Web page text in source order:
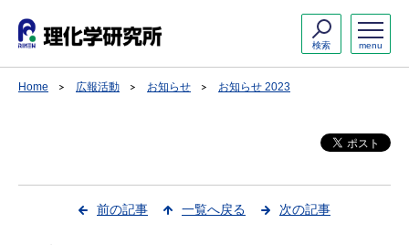
menu
検索
Home 広報活動 お知らせ お知らせ 2023
前の記事 一覧へ戻る 次の記事